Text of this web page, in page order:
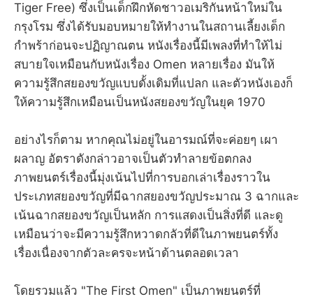
Tiger Free) ซึ่งเป็นเด็กฝึกหัดชาวอเมริกันหน้าใหม่ใน
กรุงโรม ซึ่งได้รับมอบหมายให้ทำงานในสถานเลี้ยงเด็ก
กำพร้าก่อนจะปฏิญาณตน หนังเรื่องนี้มีเพลงที่ทำให้ไม่
สบายใจเหมือนกับหนังเรื่อง Omen หลายเรื่อง มันให้
ความรู้สึกสยองขวัญแบบดั้งเดิมที่แปลก และตัวหนังเองก็
ให้ความรู้สึกเหมือนเป็นหนังสยองขวัญในยุค 1970
อย่างไรก็ตาม หากคุณไม่อยู่ในอารมณ์ที่จะค่อยๆ เผา
ผลาญ อัตราดังกล่าวอาจเป็นตัวทำลายข้อตกลง
ภาพยนตร์เรื่องนี้มุ่งเน้นไปที่การบอกเล่าเรื่องราวใน
ประเภทสยองขวัญที่มีฉากสยองขวัญประมาณ 3 ฉากและ
เน้นฉากสยองขวัญเป็นหลัก การแสดงเป็นสิ่งที่ดี และดู
เหมือนว่าจะมีความรู้สึกหวาดกลัวที่ดีในภาพยนตร์ทั้ง
เรื่องเนื่องจากตัวละครจะหน้าด้านตลอดเวลา
โดยรวมแล้ว "The First Omen" เป็นภาพยนตร์ที่